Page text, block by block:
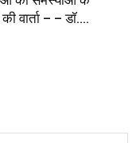
वार्ता – – डॉ....